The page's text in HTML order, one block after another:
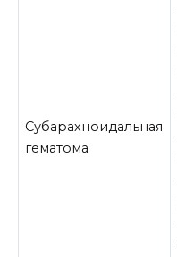
Субарахноидальная
гематома